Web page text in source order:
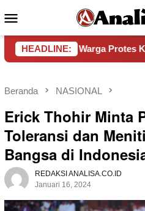
ke
kontenMobile
HEADLINE:
Warga Protes Kehilangan
Beranda NASIONAL
Erick Thohir Minta
Toleransi dan
Bangsa di
REDAKSI ANALISA.CO.ID
Januari 16, 2024